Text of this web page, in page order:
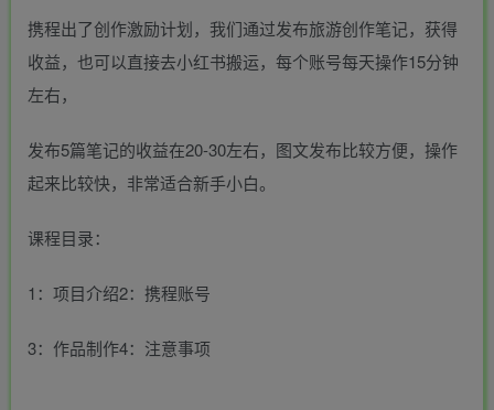
携程出了创作激励计划，我们通过发布旅游创作笔记，获得
收益，也可以直接去小红书搬运，每个账号每天操作15分钟
左右，
发布5篇笔记的收益在20-30左右，图文发布比较方便，操作
起来比较快，非常适合新手小白。
课程目录：
1：项目介绍2：携程账号
3：作品制作4：注意事项